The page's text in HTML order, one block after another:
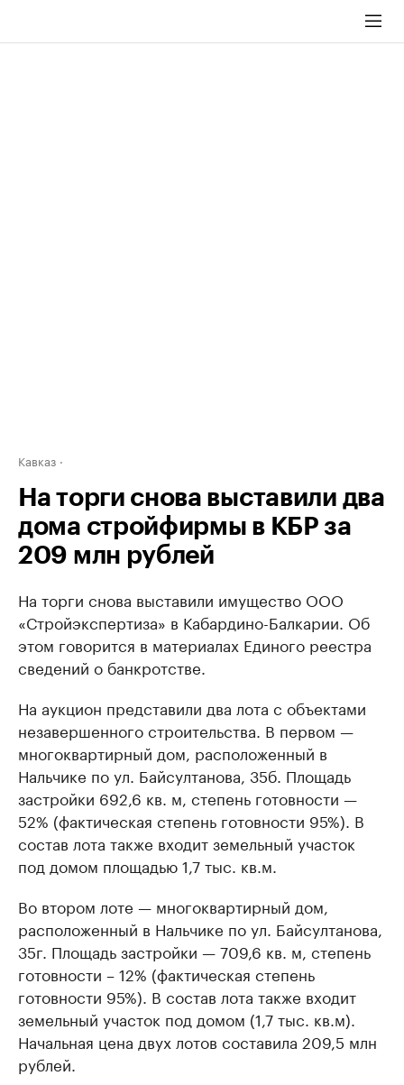
Кавказ
На торги снова выставили два
дома стройфирмы в КБР за
209 млн рублей
На торги снова выставили имущество ООО
«Стройэкспертиза» в Кабардино-Балкарии. Об
этом говорится в материалах Единого реестра
сведений о банкротстве.
На аукцион представили два лота с объектами
незавершенного строительства. В первом —
многоквартирный дом, расположенный в
Нальчике по ул. Байсултанова, 35б. Площадь
застройки 692,6 кв. м, степень готовности —
52% (фактическая степень готовности 95%). В
состав лота также входит земельный участок
под домом площадью 1,7 тыс. кв.м.
Во втором лоте — многоквартирный дом,
расположенный в Нальчике по ул. Байсултанова,
35г. Площадь застройки — 709,6 кв. м, степень
готовности ­– 12% (фактическая степень
готовности 95%). В состав лота также входит
земельный участок под домом (1,7 тыс. кв.м).
Начальная цена двух лотов составила 209,5 млн
рублей.